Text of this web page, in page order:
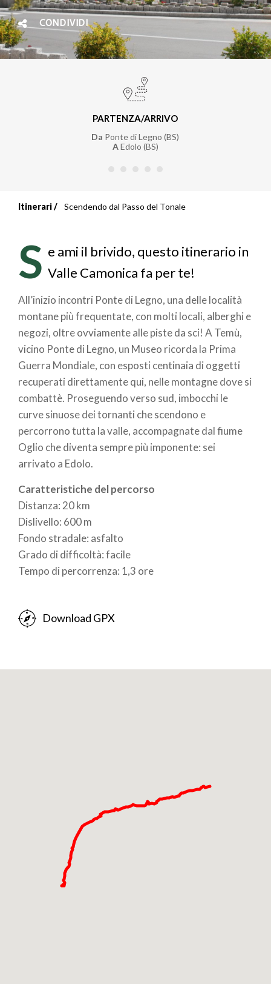
CONDIVIDI
PARTENZA/ARRIVO
Da Ponte di Legno (BS)
AEdolo (BS)
di
pane
Itinerari Scendendo dal Passo del Tonale
S e ami il brivido, questo itinerario in
Valle Camonica fa per te!
All’inizio incontri Ponte di Legno, una delle località
montane più frequentate, con molti locali, alberghi e
negozi, oltre ovviamente alle piste da sci! A Temù,
vicino Ponte di Legno, un Museo ricorda la Prima
Guerra Mondiale, con esposti centinaia di oggetti
recuperati direttamente qui, nelle montagne dove si
combattè. Proseguendo verso sud, imbocchi le
curve sinuose dei tornanti che scendono e
percorrono tutta la valle, accompagnate dal fiume
Oglio che diventa sempre più imponente: sei
arrivato a Edolo.
Caratteristiche del percorso
Distanza: 20 km
Dislivello: 600 m
Fondo stradale: asfalto
Grado di difficoltà: facile
Tempo di percorrenza: 1,3 ore
Download GPX